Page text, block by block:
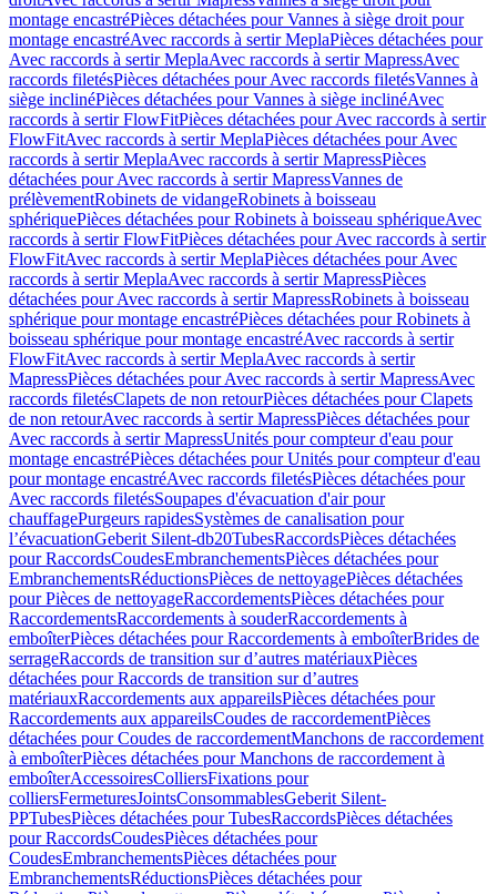
montage encastréPièces détachées pour Vannes à siège droit pour
montage encastréAvec raccords à sertir MeplaPièces détachées pour
Avec raccords à sertir MeplaAvec raccords à sertir MapressAvec
raccords filetésPièces détachées pour Avec raccords filetésVannes à
siège inclinéPièces détachées pour Vannes à siège inclinéAvec
raccords à sertir FlowFitPièces détachées pour Avec raccords à sertir
FlowFitAvec raccords à sertir MeplaPièces détachées pour Avec
raccords à sertir MeplaAvec raccords à sertir MapressPièces
détachées pour Avec raccords à sertir MapressVannes de
prélèvementRobinets de vidangeRobinets à boisseau
sphériquePièces détachées pour Robinets à boisseau sphériqueAvec
raccords à sertir FlowFitPièces détachées pour Avec raccords à sertir
FlowFitAvec raccords à sertir MeplaPièces détachées pour Avec
raccords à sertir MeplaAvec raccords à sertir MapressPièces
détachées pour Avec raccords à sertir MapressRobinets à boisseau
sphérique pour montage encastréPièces détachées pour Robinets à
boisseau sphérique pour montage encastréAvec raccords à sertir
FlowFitAvec raccords à sertir MeplaAvec raccords à sertir
MapressPièces détachées pour Avec raccords à sertir MapressAvec
raccords filetésClapets de non retourPièces détachées pour Clapets
de non retourAvec raccords à sertir MapressPièces détachées pour
Avec raccords à sertir MapressUnités pour compteur d'eau pour
montage encastréPièces détachées pour Unités pour compteur d'eau
pour montage encastréAvec raccords filetésPièces détachées pour
Avec raccords filetésSoupapes d'évacuation d'air pour
chauffagePurgeurs rapidesSystèmes de canalisation pour
l’évacuationGeberit Silent-db20TubesRaccordsPièces détachées
pour RaccordsCoudesEmbranchementsPièces détachées pour
EmbranchementsRéductionsPièces de nettoyagePièces détachées
pour Pièces de nettoyageRaccordementsPièces détachées pour
RaccordementsRaccordements à souderRaccordements à
emboîterPièces détachées pour Raccordements à emboîterBrides de
serrageRaccords de transition sur d’autres matériauxPièces
détachées pour Raccords de transition sur d’autres
matériauxRaccordements aux appareilsPièces détachées pour
Raccordements aux appareilsCoudes de raccordementPièces
détachées pour Coudes de raccordementManchons de raccordement
à emboîterPièces détachées pour Manchons de raccordement à
emboîterAccessoiresColliersFixations pour
colliersFermeturesJointsConsommablesGeberit Silent-
PPTubesPièces détachées pour TubesRaccordsPièces détachées
pour RaccordsCoudesPièces détachées pour
CoudesEmbranchementsPièces détachées pour
EmbranchementsRéductionsPièces détachées pour